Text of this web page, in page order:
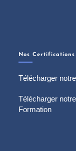
Nos Certifications
Télécharger
Télécharger
Formation